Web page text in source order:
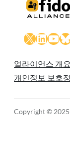
X
얼라이언스 개요
개인정보 보호
Copyright © 2025